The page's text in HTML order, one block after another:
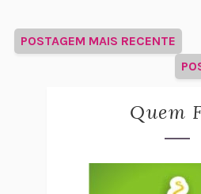
POSTAGEM MAIS RECENTE
Quem